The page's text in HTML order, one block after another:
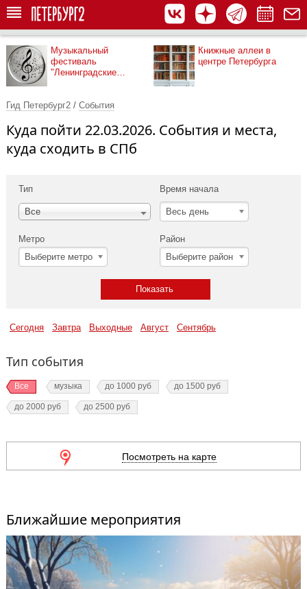
Музыкальный
фестиваль
"Ленинградские
Книжные аллеи в
центре Петербурга
Гид Петербург2 / События
Куда пойти 22.03.2026. События и места,
куда сходить в СПб
Тип Время начала
Все Весь день
Метро
Район
Выберите метро
Выберите район
Сегодня Завтра Выходные Август Сентябрь
Тип события
Все музыка до 1000 руб до 1500 руб
до 2000 руб до 2500 руб
Посмотреть на карте
Ближайшие мероприятия